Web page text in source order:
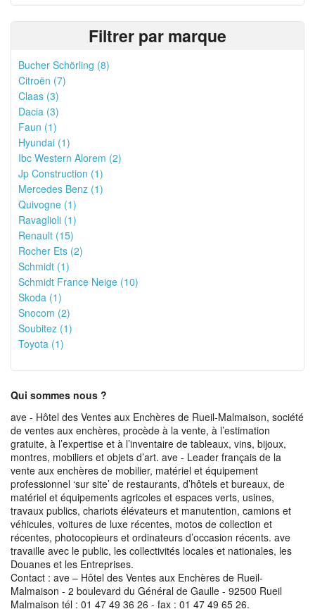
Filtrer par marque
Bucher Schörling (8)
Citroën (7)
Claas (3)
Dacia (3)
Faun (1)
Hyundai (1)
Ibc Western Alorem (2)
Jp Construction (1)
Mercedes Benz (1)
Quivogne (1)
Ravaglioli (1)
Renault (15)
Rocher Ets (2)
Schmidt (1)
Schmidt France Neige (10)
Skoda (1)
Snocom (2)
Soubitez (1)
Toyota (1)
Qui sommes nous ?
ave - Hôtel des Ventes aux Enchères de Rueil-Malmaison, société
de ventes aux enchères, procède à la vente, à l’estimation
gratuite, à l’expertise et à l’inventaire de tableaux, vins, bijoux,
montres, mobiliers et objets d’art. ave - Leader français de la
vente aux enchères de mobilier, matériel et équipement
professionnel ‘sur site’ de restaurants, d’hôtels et bureaux, de
matériel et équipements agricoles et espaces verts, usines,
travaux publics, chariots élévateurs et manutention, camions et
véhicules, voitures de luxe récentes, motos de collection et
récentes, photocopieurs et ordinateurs d’occasion récents. ave
travaille avec le public, les collectivités locales et nationales, les
Douanes et les Entreprises.
Contact : ave – Hôtel des Ventes aux Enchères de Rueil-
Malmaison - 2 boulevard du Général de Gaulle - 92500 Rueil
Malmaison tél : 01 47 49 36 26 - fax : 01 47 49 65 26.